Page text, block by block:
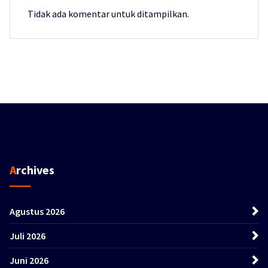
Tidak ada komentar untuk ditampilkan.
Archives
Agustus 2026
Juli 2026
Juni 2026